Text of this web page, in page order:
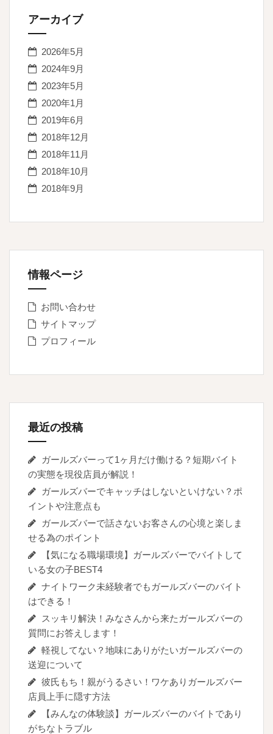
アーカイブ
2026年5月
2024年9月
2023年5月
2020年1月
2019年6月
2018年12月
2018年11月
2018年10月
2018年9月
情報ページ
お問い合わせ
サイトマップ
プロフィール
最近の投稿
ガールズバーって1ヶ月だけ働ける？短期バイト
の実態を現役店員が解説！
ガールズバーでキャッチはしないといけない？ポ
イントや注意点も
ガールズバーで話さないお客さんの心境と楽しま
せる為のポイント
【気になる職場環境】ガールズバーでバイトして
いる女の子BEST4
ナイトワーク未経験者でもガールズバーのバイト
はできる！
スッキリ解決！みなさんから来たガールズバーの
質問にお答えします！
軽視してない？地味にありがたいガールズバーの
送迎について
彼氏もち！親がうるさい！ワケありガールズバー
店員上手に隠す方法
【みんなの体験談】ガールズバーのバイトであり
がちなトラブル